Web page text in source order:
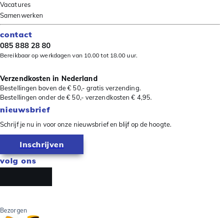
Vacatures
Samenwerken
contact
085 888 28 80
Bereikbaar op werkdagen van 10.00 tot 18.00 uur.
Verzendkosten in Nederland
Bestellingen boven de € 50,- gratis verzending.
Bestellingen onder de € 50,- verzendkosten € 4,95.
nieuwsbrief
Schrijf je nu in voor onze nieuwsbrief en blijf op de hoogte.
Inschrijven
volg ons
Bezorgen